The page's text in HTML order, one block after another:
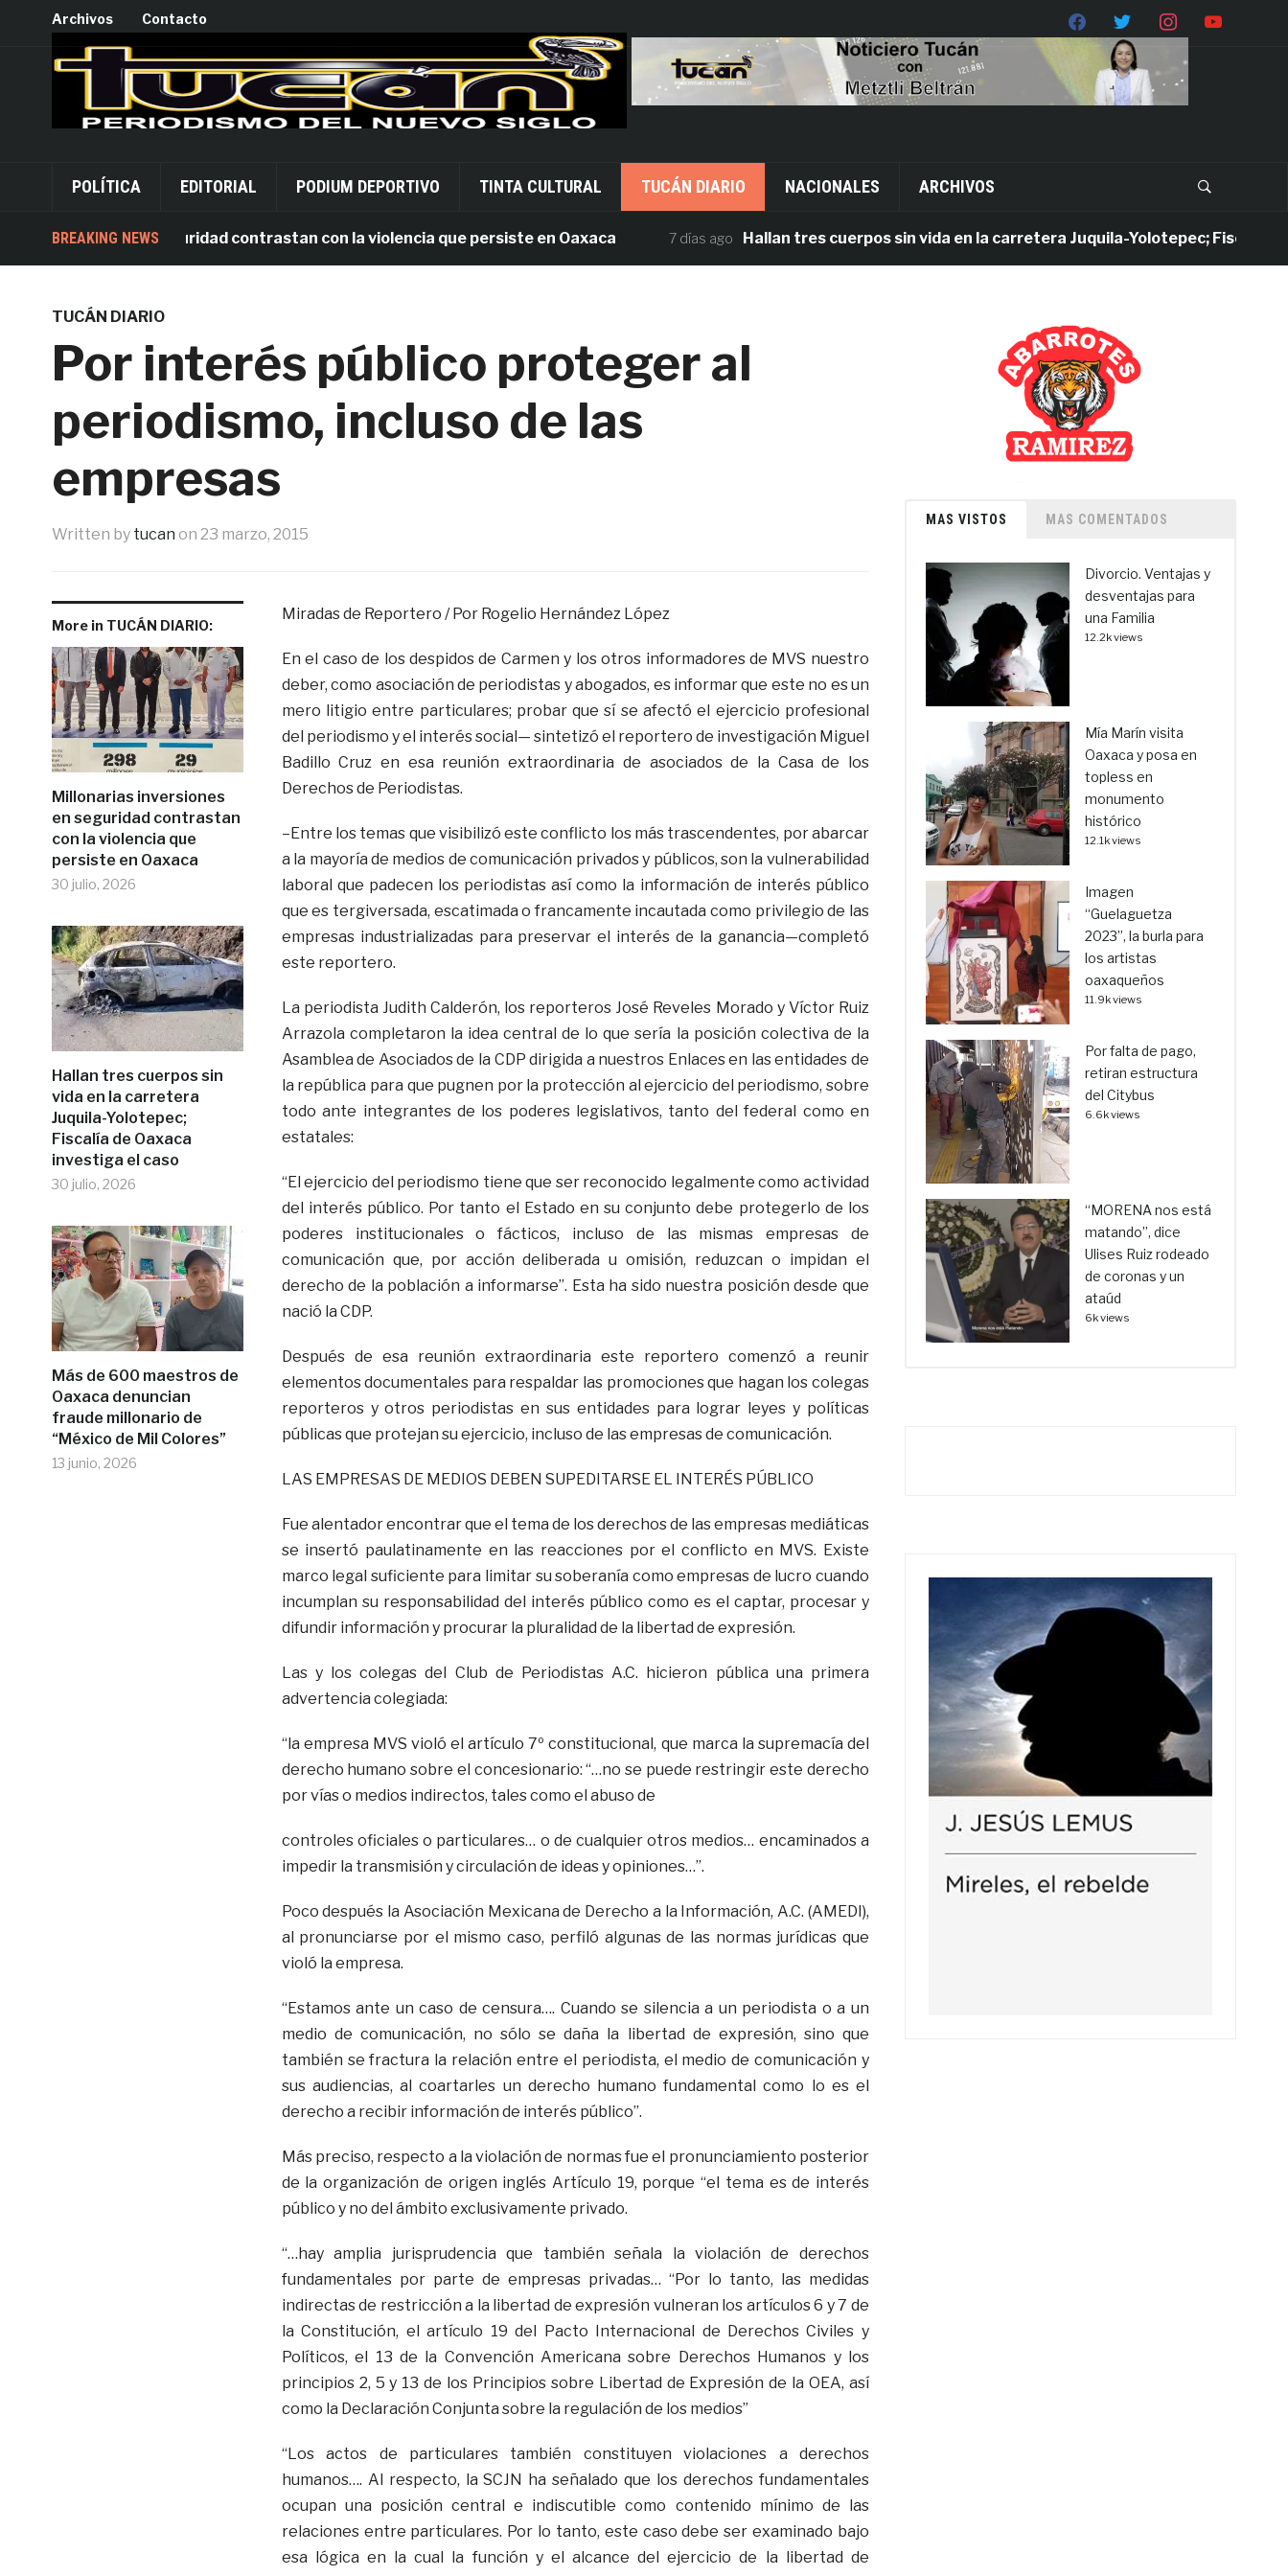
Archivos Contacto
POLÍTICA EDITORIAL PODIUM DEPORTIVO TINTA CULTURAL TUCÁN DIARIO NACIONALES ARCHIVOS
BREAKING NEWS
en seguridad contrastan con la violencia que persiste en Oaxaca 7 días ago Hallan tres cuerpos sin vida en la carretera Juquila-Yolotepec; Fiscalía de
TUCÁN DIARIO
Por interés público proteger al
periodismo, incluso de las
empresas
Written by tucan on 23 marzo, 2015
More in TUCÁN DIARIO:
Millonarias inversiones
en seguridad contrastan
con la violencia que
persiste en Oaxaca
30 julio, 2026
Hallan tres cuerpos sin
vida en la carretera
Juquila-Yolotepec;
Fiscalía de Oaxaca
investiga el caso
30 julio, 2026
Más de 600 maestros de
Oaxaca denuncian
fraude millonario de
“México de Mil Colores”
13 junio, 2026
Miradas de Reportero / Por Rogelio Hernández López
En el caso de los despidos de Carmen y los otros informadores de MVS nuestro
deber, como asociación de periodistas y abogados, es informar que este no es un
mero litigio entre particulares; probar que sí se afectó el ejercicio profesional
del periodismo y el interés social— sintetizó el reportero de investigación Miguel
Badillo Cruz en esa reunión extraordinaria de asociados de la Casa de los
Derechos de Periodistas.
–Entre los temas que visibilizó este conflicto los más trascendentes, por abarcar
a la mayoría de medios de comunicación privados y públicos, son la vulnerabilidad
laboral que padecen los periodistas así como la información de interés público
que es tergiversada, escatimada o francamente incautada como privilegio de las
empresas industrializadas para preservar el interés de la ganancia—completó
este reportero.
La periodista Judith Calderón, los reporteros José Reveles Morado y Víctor Ruiz
Arrazola completaron la idea central de lo que sería la posición colectiva de la
Asamblea de Asociados de la CDP dirigida a nuestros Enlaces en las entidades de
la república para que pugnen por la protección al ejercicio del periodismo, sobre
todo ante integrantes de los poderes legislativos, tanto del federal como en
estatales:
“El ejercicio del periodismo tiene que ser reconocido legalmente como actividad
del interés público. Por tanto el Estado en su conjunto debe protegerlo de los
poderes institucionales o fácticos, incluso de las mismas empresas de
comunicación que, por acción deliberada u omisión, reduzcan o impidan el
derecho de la población a informarse”. Esta ha sido nuestra posición desde que
nació la CDP.
Después de esa reunión extraordinaria este reportero comenzó a reunir
elementos documentales para respaldar las promociones que hagan los colegas
reporteros y otros periodistas en sus entidades para lograr leyes y políticas
públicas que protejan su ejercicio, incluso de las empresas de comunicación.
LAS EMPRESAS DE MEDIOS DEBEN SUPEDITARSE EL INTERÉS PÚBLICO
Fue alentador encontrar que el tema de los derechos de las empresas mediáticas
se insertó paulatinamente en las reacciones por el conflicto en MVS. Existe
marco legal suficiente para limitar su soberanía como empresas de lucro cuando
incumplan su responsabilidad del interés público como es el captar, procesar y
difundir información y procurar la pluralidad de la libertad de expresión.
Las y los colegas del Club de Periodistas A.C. hicieron pública una primera
advertencia colegiada:
“la empresa MVS violó el artículo 7º constitucional, que marca la supremacía del
derecho humano sobre el concesionario: “…no se puede restringir este derecho
por vías o medios indirectos, tales como el abuso de
controles oficiales o particulares… o de cualquier otros medios… encaminados a
impedir la transmisión y circulación de ideas y opiniones…”.
Poco después la Asociación Mexicana de Derecho a la Información, A.C. (AMEDI),
al pronunciarse por el mismo caso, perfiló algunas de las normas jurídicas que
violó la empresa.
“Estamos ante un caso de censura…. Cuando se silencia a un periodista o a un
medio de comunicación, no sólo se daña la libertad de expresión, sino que
también se fractura la relación entre el periodista, el medio de comunicación y
sus audiencias, al coartarles un derecho humano fundamental como lo es el
derecho a recibir información de interés público”.
Más preciso, respecto a la violación de normas fue el pronunciamiento posterior
de la organización de origen inglés Artículo 19, porque “el tema es de interés
público y no del ámbito exclusivamente privado.
“…hay amplia jurisprudencia que también señala la violación de derechos
fundamentales por parte de empresas privadas… “Por lo tanto, las medidas
indirectas de restricción a la libertad de expresión vulneran los artículos 6 y 7 de
la Constitución, el artículo 19 del Pacto Internacional de Derechos Civiles y
Políticos, el 13 de la Convención Americana sobre Derechos Humanos y los
principios 2, 5 y 13 de los Principios sobre Libertad de Expresión de la OEA, así
como la Declaración Conjunta sobre la regulación de los medios”
“Los actos de particulares también constituyen violaciones a derechos
humanos…. Al respecto, la SCJN ha señalado que los derechos fundamentales
ocupan una posición central e indiscutible como contenido mínimo de las
relaciones entre particulares. Por lo tanto, este caso debe ser examinado bajo
esa lógica en la cual la función y el alcance del ejercicio de la libertad de
MAS VISTOS MAS COMENTADOS
Divorcio. Ventajas y
desventajas para
una Familia
12.2k views
Mía Marín visita
Oaxaca y posa en
topless en
monumento
histórico
12.1k views
Imagen
“Guelaguetza
2023”, la burla para
los artistas
oaxaqueños
11.9k views
Por falta de pago,
retiran estructura
del Citybus
6.6k views
“MORENA nos está
matando”, dice
Ulises Ruiz rodeado
de coronas y un
ataúd
6k views